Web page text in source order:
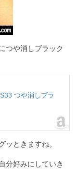
つや消しブラック
つや消しブラ
ッときますね。
分好みにしていき